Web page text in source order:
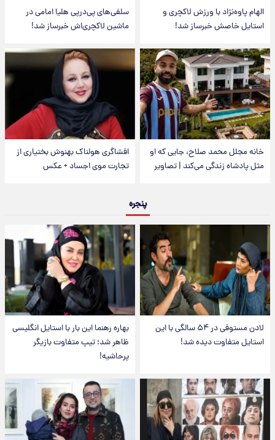
الهام پاوه‌نژاد با ورزش لاکچری و
استایل خاصش خبرساز شد!
سلفی‌های پی‌درپی هلیا امامی در
ماشین لاکچری‌اش خبرساز شد!
خانه مجلل محمد صلاح، جایی که او
مثل پادشاه زندگی می‌کند | تصاویر
افشاگری هولناک بهنوش بختیاری از
تجارت موی اجساد + عکس
پنجره
لادن مستوفی در ۵۴ سالگی با این
استایل متفاوت دیده شد!
بهاره رهنما این بار با استایل انگلیسی
ظاهر شد؛ تیپ متفاوت بازیگر
پرحاشیه!